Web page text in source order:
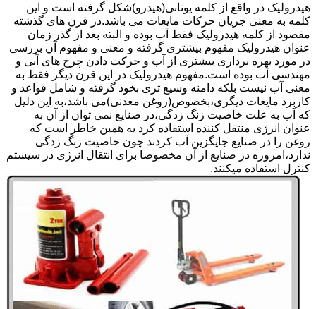
هیدرولیک در واقع از کلمه یونانی(هیدرو)شکل گرفته است و این
کلمه به معنی جریان حرکات مایعات می باشد.در قرن های گذشته
مقصود از کلمه هیدرولیک فقط آب بوده و البته بعد از گذر زمان
عنوان هیدرولیک مفهوم بیشتری گرفته و معنی و مفهوم آن بررسی
در مورد بهره برداری بیشتری از آب و حرکت دادن چرخ های آبی و
مهندسی آب بوده است.مفهوم هیدرولیک در این قرن دیگر فقط به
معنی آب نیست بلکه دامنه وسیع تری بخود گرفته و شامل قواعد و
کاربرد مایعات دیگری،بخصوص(روغن معدنی)می باشد،به این دلیل
که آب به علت خاصیت زنگ زدگی،در صنایع نمی توان از آن به
عنوان انرژی منتقل کننده استفاده کرد به همین خاطر است که
روغن را در صنایع جایگزین آب کردند چون خاصیت زنگ زدگی
ندارد،امروزه در صنایع از آن مخصوصا برای انتقال انرژی در سیستم
کنترل استفاده میکنند.